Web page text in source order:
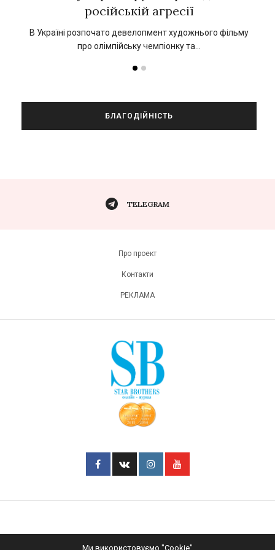
російській агресії
В Україні розпочато девелопмент художнього фільму
про олімпійську чемпіонку та…
БЛАГОДІЙНІСТЬ
TELEGRAM
Про проект
Контакти
РЕКЛАМА
Ми використовуємо "Cookie"